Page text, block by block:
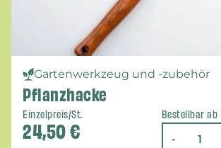
Gartenwerkzeug und -zubehör
Pflanzhacke
Einzelpreis/St.
24,50€
Bestellbar ab
-